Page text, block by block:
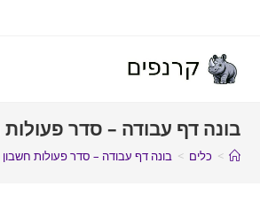
בונה דף עבודה – סדר פעולות
> כלים > בונה דף עבודה – סדר פעולות חשבון